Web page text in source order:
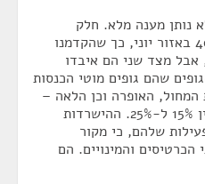
נותן מענה מלא. חלק
מהגופים היו מקבלים את ה-40% באזור יוני, כך שהקדמנו
מצד שני הם איבדו
שהם גופים מוטי הכנסות
האופרה וכן הלאה –
שהמרכיב של המדינה מהווה בין 15% ל-25%. ההישרדות
שלהם, כי מקור
והמינויים. הם